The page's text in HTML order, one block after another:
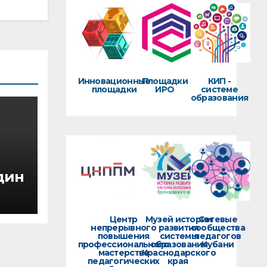
Инновационные
площадки
Площадки
ИРО
КИП -
системе
образования
Центр
непрерывного
повышения
профессионального
мастерства
педагогических
Музей истории
развития
системы
образования
Краснодарского
края
Сетевые
сообщества
педагогов
Кубани